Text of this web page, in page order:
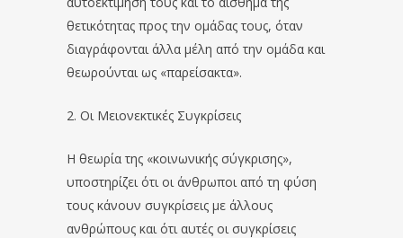
θετικότητας προς την ομάδας τους, όταν
διαγράφονται άλλα μέλη από την ομάδα και
θεωρούνται ως «παρείσακτα».
2. Οι Μειονεκτικές Συγκρίσεις
Η θεωρία της «κοινωνικής σύγκρισης»,
υποστηρίζει ότι οι άνθρωποι από τη φύση
τους κάνουν συγκρίσεις με άλλους
ανθρώπους και ότι αυτές οι συγκρίσεις